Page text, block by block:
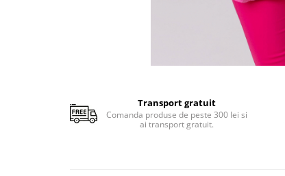
Transport gratuit
Comanda produse de peste 300 lei si
ai transport gratuit.